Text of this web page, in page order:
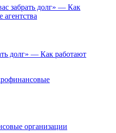
долг» — Как работают
организации